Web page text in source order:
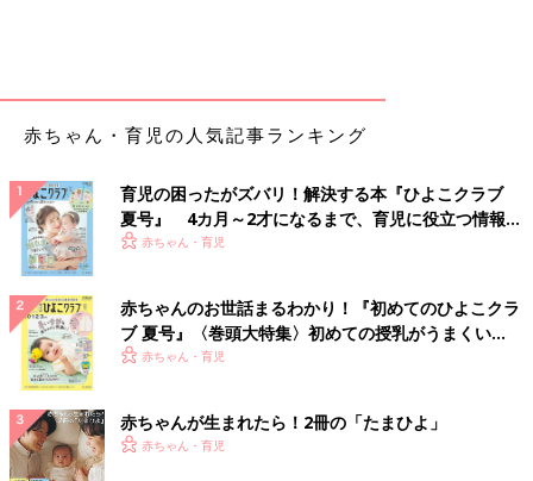
赤ちゃん・育児の人気記事ランキング
育児の困ったがズバリ！解決する本『ひよこクラブ
夏号』 4カ月～2才になるまで、育児に役立つ情報が
いっぱい！
赤ちゃん・育児
赤ちゃんのお世話まるわかり！『初めてのひよこクラ
ブ 夏号』〈巻頭大特集〉初めての授乳がうまくい
く！ おっぱい・ミルクの基本と夏のトラブル 解決テ
赤ちゃん・育児
赤ちゃんが生まれたら！2冊の「たまひよ」
赤ちゃん・育児